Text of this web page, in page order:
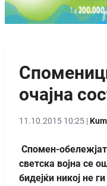
очајна
11.10.2015 10:25 |
Спомен-
светска војна се
бидејќи никој не